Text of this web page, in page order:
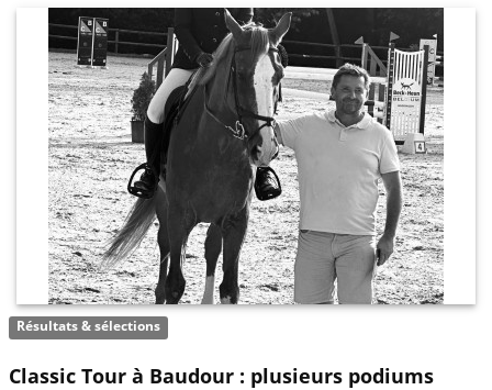
Résultats & sélections
Classic Tour à Baudour : plusieurs podiums